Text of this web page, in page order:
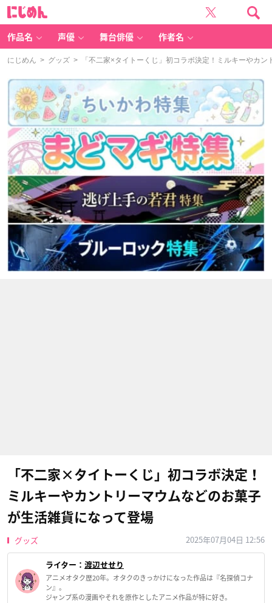
作品名 声優 舞台俳優 作者名
にじめん > グッズ > 「不二家×タイトーくじ」初コラボ決定！ミルキーやカ
「不二家×タイトーくじ」初コラボ決定！
ミルキーやカントリーマウムなどのお菓子
が生活雑貨になって登場
グッズ 2025年07月04日 12:56
ライター： 渡辺せせり
アニメオタク歴20年。オタクのきっかけになった作品は『名探偵コナ
ン』。
ジャンプ系の漫画やそれを原作としたアニメ作品が特に好き。